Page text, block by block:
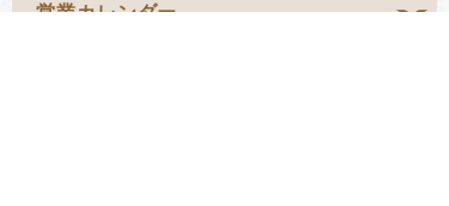
営業カレンダー